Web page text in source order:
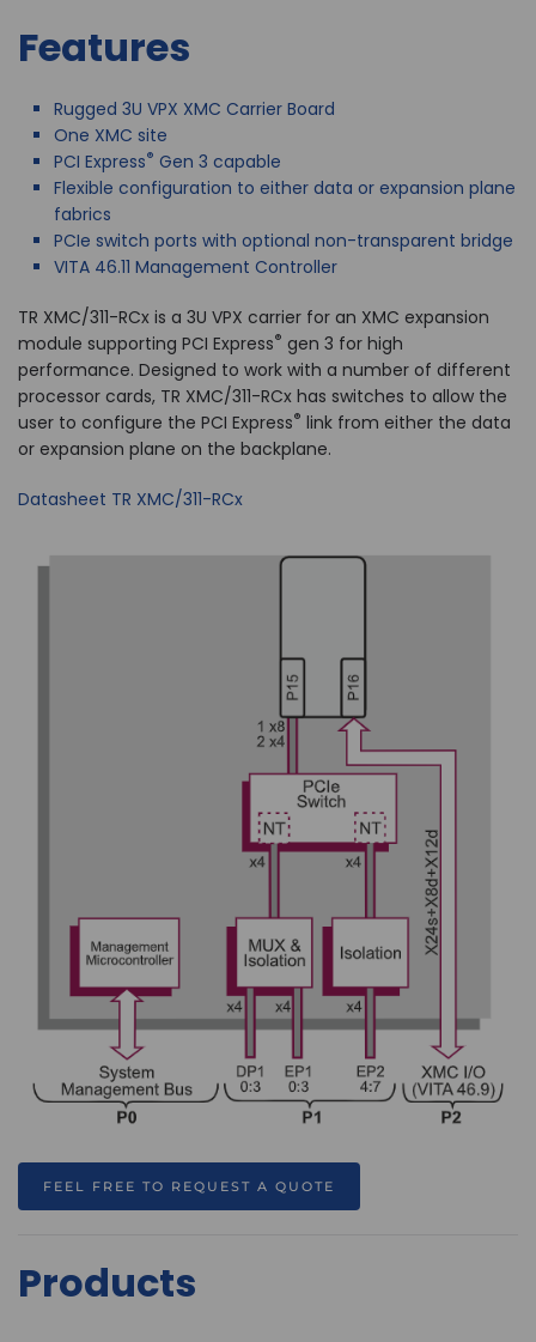
Features
Rugged 3U VPX XMC Carrier Board
One XMC site
PCI Express® Gen 3 capable
Flexible configuration to either data or expansion plane
fabrics
PCIe switch ports with optional non-transparent bridge
VITA 46.11 Management Controller
TR XMC/311-RCx is a 3U VPX carrier for an XMC expansion
module supporting PCI Express® gen 3 for high
performance. Designed to work with a number of different
processor cards, TR XMC/311-RCx has switches to allow the
user to configure the PCI Express® link from either the data
or expansion plane on the backplane.
Datasheet TR XMC/311-RCx
FEEL FREE TO REQUEST A QUOTE
Products